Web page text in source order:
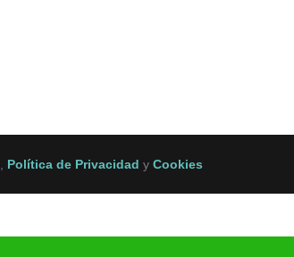
Política de Privacidad y Cookies